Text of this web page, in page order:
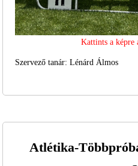
Kattints a képre
Szervező tanár: Lénárd Álmos
Atlétika-